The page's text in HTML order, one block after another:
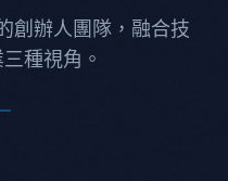
創辦人團隊，融合技
種視角。